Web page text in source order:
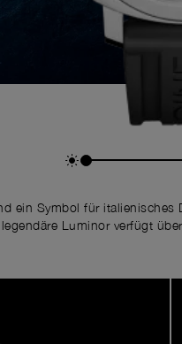
ein Symbol für
legendäre Luminor verfügt